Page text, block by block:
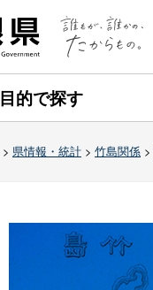
目的で探す
> 県情報・統計 > 竹島関係 >